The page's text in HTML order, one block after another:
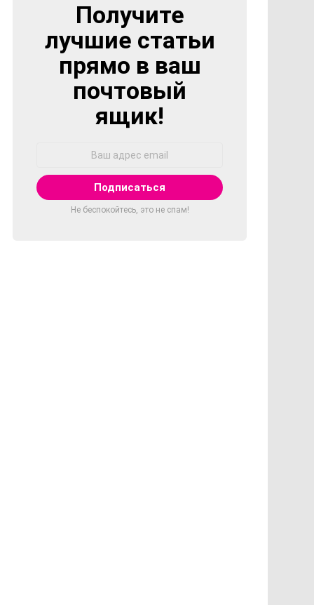
NEWSLETTER
Получите
лучшие статьи
прямо в ваш
почтовый
ящик!
Не беспокойтесь, это не спам!